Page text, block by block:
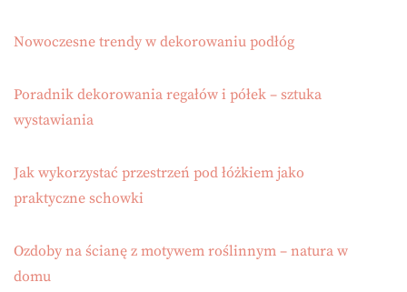
Nowoczesne trendy w dekorowaniu podłóg
Poradnik dekorowania regałów i półek – sztuka
wystawiania
Jak wykorzystać przestrzeń pod łóżkiem jako
praktyczne schowki
Ozdoby na ścianę z motywem roślinnym – natura w
domu